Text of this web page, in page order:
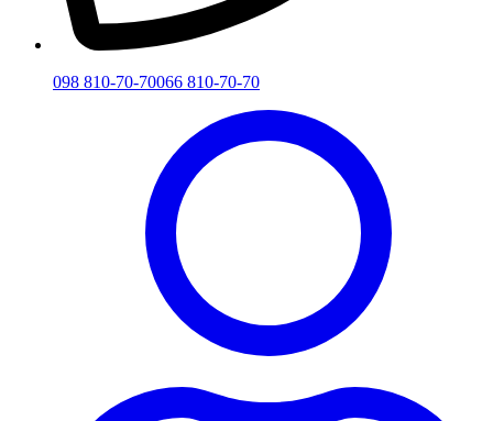
098 810-70-70066 810-70-70